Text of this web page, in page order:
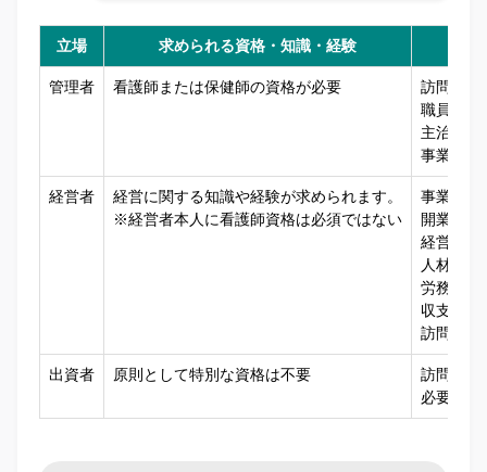
立場 求められる資格・知識・経験
管理者 看護師または保健師の資格が必要
訪問看護
職員への
主治医・
事業所全
経営者
経営に関する知識や経験が求められます。
※経営者本人に看護師資格は必須ではない
事業計画
開業資金
経営方針
人材採用
労務管理
収支管理
訪問看護
出資者 原則として特別な資格は不要
訪問看護
必要に応